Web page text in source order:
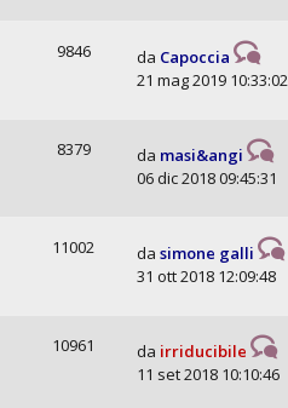
9846 da Capoccia
21 mag 2019 10:33:02
8379 da masi&angi
06 dic 2018 09:45:31
11002 da simone galli
31 ott 2018 12:09:48
10961 da irriducibile
11 set 2018 10:10:46